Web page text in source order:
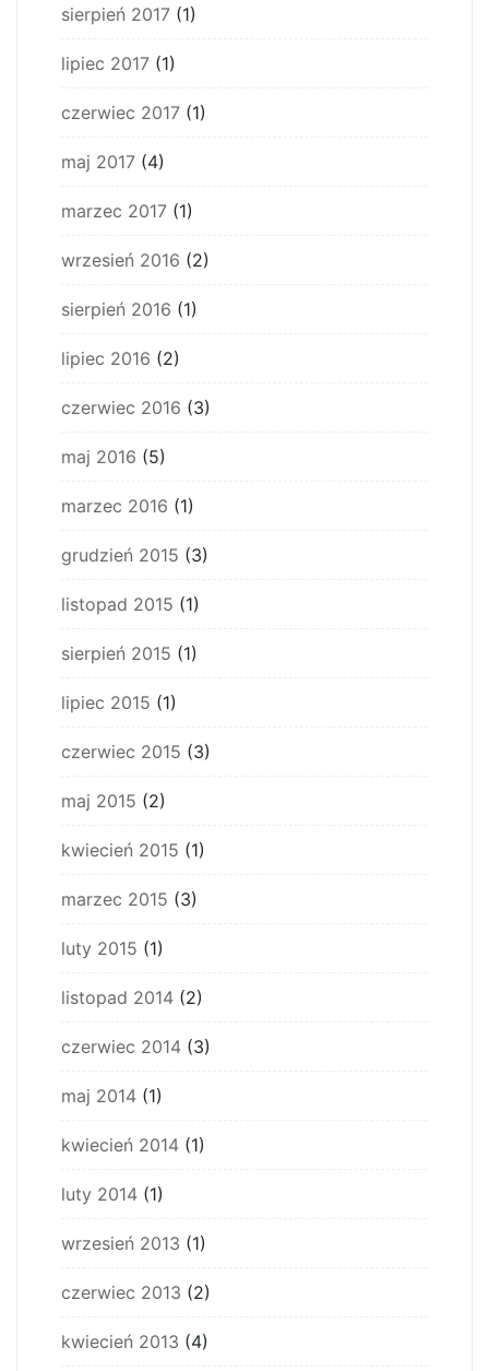
sierpień 2017 (1)
lipiec 2017 (1)
czerwiec 2017 (1)
maj 2017 (4)
marzec 2017 (1)
wrzesień 2016 (2)
sierpień 2016 (1)
lipiec 2016 (2)
czerwiec 2016 (3)
maj 2016 (5)
marzec 2016 (1)
grudzień 2015 (3)
listopad 2015 (1)
sierpień 2015 (1)
lipiec 2015 (1)
czerwiec 2015 (3)
maj 2015 (2)
kwiecień 2015 (1)
marzec 2015 (3)
luty 2015 (1)
listopad 2014 (2)
czerwiec 2014 (3)
maj 2014 (1)
kwiecień 2014 (1)
luty 2014 (1)
wrzesień 2013 (1)
czerwiec 2013 (2)
kwiecień 2013 (4)